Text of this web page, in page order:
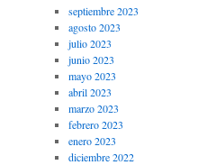
septiembre 2023
agosto 2023
julio 2023
junio 2023
mayo 2023
abril 2023
marzo 2023
febrero 2023
enero 2023
diciembre 2022